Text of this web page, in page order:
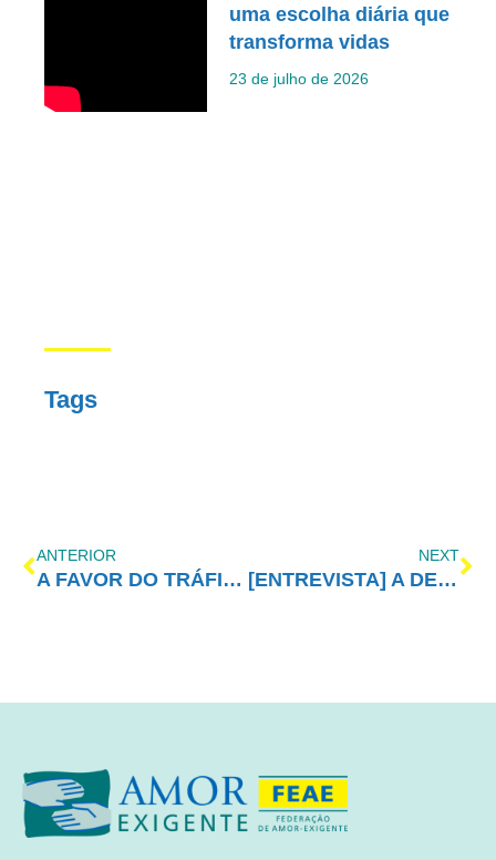
uma escolha diária que
transforma vidas
23 de julho de 2026
Tags
ANTERIOR
A FAVOR DO TRÁFICO E CONTRA A POPULAÇÃO
NEXT
[ENTREVISTA] A DESCRIMINALIZAÇÃO DAS DROGAS NO BRASIL